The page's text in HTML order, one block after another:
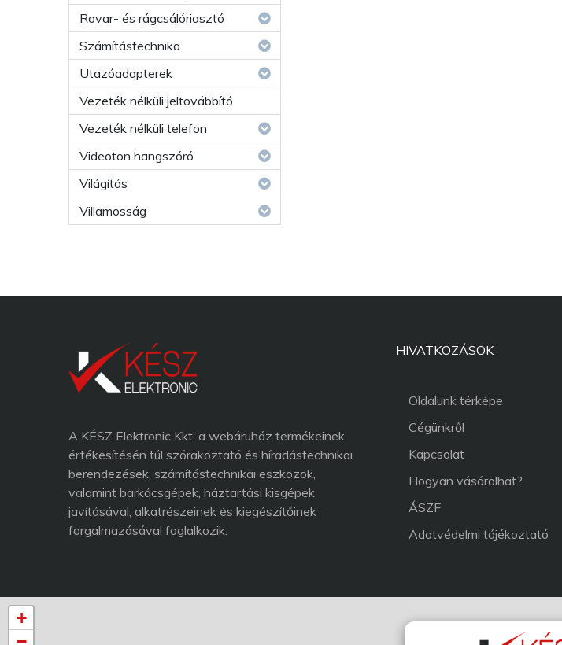
Rovar- és rágcsálóriasztó
Számítástechnika
Utazóadapterek
Vezeték nélküli jeltovábbító
Vezeték nélküli telefon
Videoton hangszóró
Világítás
Villamosság
A KÉSZ Elektronic Kkt. a webáruház termékeinek
értékesítésén túl szórakoztató és híradástechnikai
berendezések, számítástechnikai eszközök,
valamint barkácsgépek, háztartási kisgépek
javításával, alkatrészeinek és kiegészítőinek
forgalmazásával foglalkozik.
HIVATKOZÁSOK
Oldalunk térképe
Cégünkről
Kapcsolat
Hogyan vásárolhat?
ÁSZF
Adatvédelmi tájékoztató
+